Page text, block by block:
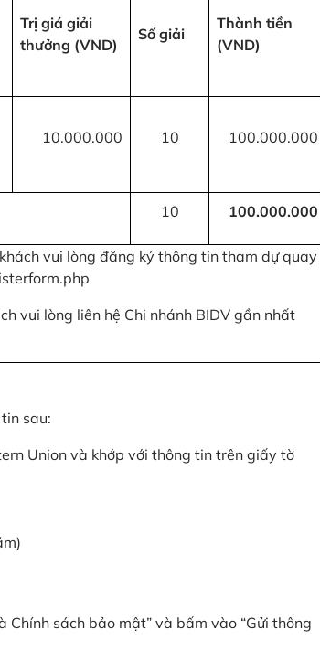
Trị giá giải
thưởng (VND)
Số giải
Thành tiền
(VND)
10.000.000 10 100.000.000
10 100.000.000
vui lòng đăng ký thông tin tham dự quay
vui lòng liên hệ Chi nhánh BIDV gần nhất
sau:
Union và khớp với thông tin trên giấy tờ
Chính sách bảo mật” và bấm vào “Gửi thông